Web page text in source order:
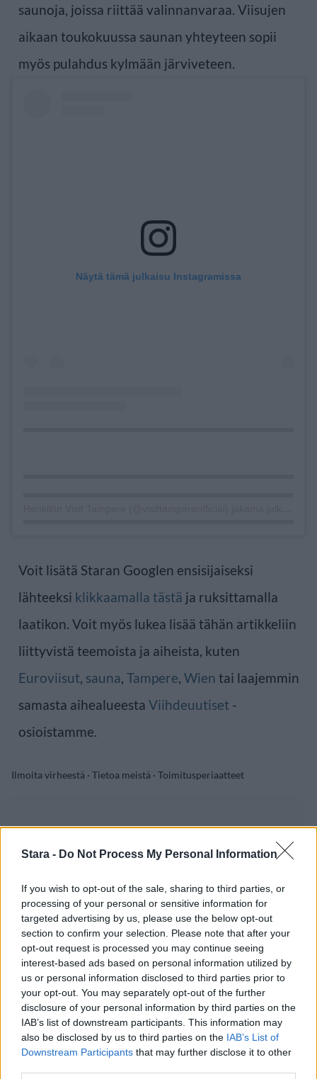
Stara - Do Not Process My Personal Information
If you wish to opt-out of the sale, sharing to third parties, or
processing of your personal or sensitive information for
targeted advertising by us, please use the below opt-out
section to confirm your selection. Please note that after your
opt-out request is processed you may continue seeing
interest-based ads based on personal information utilized by
us or personal information disclosed to third parties prior to
your opt-out. You may separately opt-out of the further
disclosure of your personal information by third parties on the
IAB’s list of downstream participants. This information may
also be disclosed by us to third parties on the IAB’s List of
Downstream Participants that may further disclose it to other
saunoja, joissa riittää valinnanvaraa. Viisujen
aikaan toukokuussa saunan yhteyteen sopii
myös pulahdus kylmään järviveteen.
Näytä tämä julkaisu Instagramissa
Voit lisätä Staran Googlen ensisijaiseksi
lähteeksi klikkaamalla tästä ja ruksittamalla
laatikon. Voit myös lukea lisää tähän artikkeliin
liittyvistä teemoista ja aiheista, kuten
Euroviisut, sauna, Tampere, Wien tai laajemmin
samasta aihealueesta Viihdeuutiset -
osioistamme.
Ilmoita virheestä · Tietoa meistä · Toimitusperiaatteet